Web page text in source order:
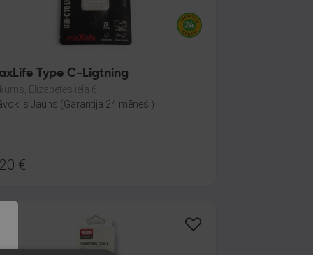
Type C-Ligtning
Elizabetes iela 6
Jauns (Garantija 24 mēneši)
€